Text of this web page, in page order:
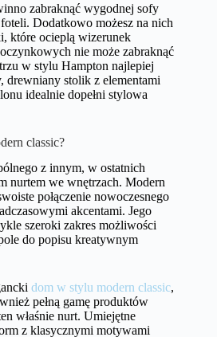
zabraknąć wygodnej sofy
Dodatkowo możesz na nich
które ocieplą wizerunek
nie może zabraknąć
w stylu Hampton najlepiej
drewniany stolik z elementami
idealnie dopełni stylowa
classic?
z innym, w ostatnich
nurtem we wnętrzach. Modern
połączenie nowoczesnego
akcentami. Jego
szeroki zakres możliwości
do popisu kreatywnym
dom w stylu modern classic,
pełną gamę produktów
właśnie nurt. Umiejętne
z klasycznymi motywami